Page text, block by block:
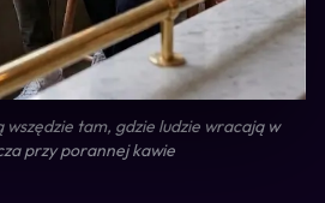
tam, gdzie ludzie wracają w
przy porannej kawie